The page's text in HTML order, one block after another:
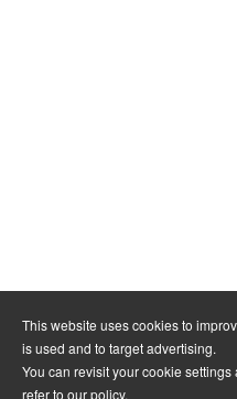
This website uses cookies to
is used and to target advertising.
You can revisit your cookie
refer to our policy.